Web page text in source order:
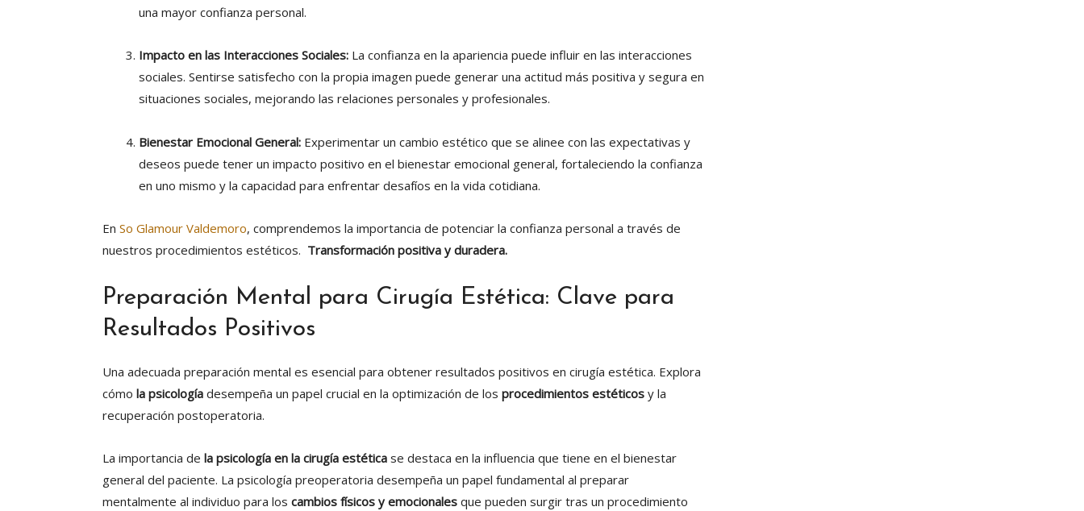
una mayor confianza personal.
Impacto en las Interacciones Sociales: La confianza en la apariencia puede influir en las interacciones
sociales. Sentirse satisfecho con la propia imagen puede generar una actitud más positiva y segura en
situaciones sociales, mejorando las relaciones personales y profesionales.
Bienestar Emocional General: Experimentar un cambio estético que se alinee con las expectativas y
deseos puede tener un impacto positivo en el bienestar emocional general, fortaleciendo la confianza
en uno mismo y la capacidad para enfrentar desafíos en la vida cotidiana.
En So Glamour Valdemoro, comprendemos la importancia de potenciar la confianza personal a través de
nuestros procedimientos estéticos. Transformación positiva y duradera.
Preparación Mental para Cirugía Estética: Clave para
Resultados Positivos
Una adecuada preparación mental es esencial para obtener resultados positivos en cirugía estética. Explora
cómo la psicología desempeña un papel crucial en la optimización de los procedimientos estéticos y la
recuperación postoperatoria.
La importancia de la psicología en la cirugía estética se destaca en la influencia que tiene en el bienestar
general del paciente. La psicología preoperatoria desempeña un papel fundamental al preparar
mentalmente al individuo para los cambios físicos y emocionales que pueden surgir tras un procedimiento